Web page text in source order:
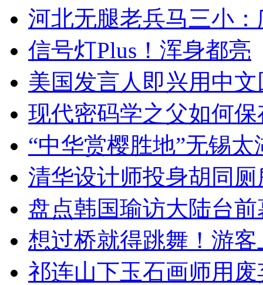
河北无腿老兵马三小
信号灯Plus！浑身都亮
美国发言人即兴用中
现代密码学之父如何
“中华赏樱胜地”无锡
清华设计师投身胡同
盘点韩国瑜访大陆台
想过桥就得跳舞！游客
祁连山下玉石画师用